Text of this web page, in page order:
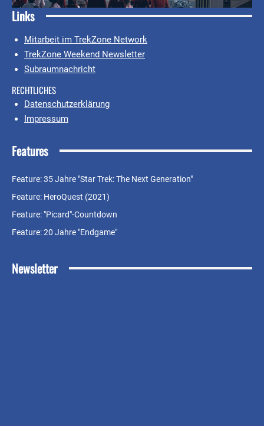
Links
Mitarbeit im TrekZone Network
TrekZone Weekend Newsletter
Subraumnachricht
RECHTLICHES
Datenschutzerklärung
Impressum
Features
Feature: 35 Jahre "Star Trek: The Next Generation"
Feature: HeroQuest (2021)
Feature: "Picard"-Countdown
Feature: 20 Jahre "Endgame"
Newsletter